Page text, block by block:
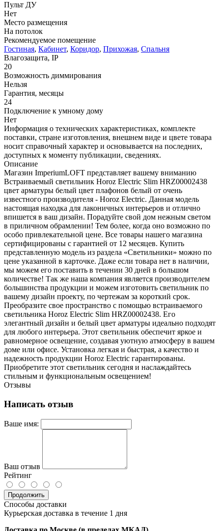
Пульт ДУ
Нет
Место размещения
На потолок
Рекомендуемое помещение
Гостиная, Кабинет, Коридор, Прихожая, Спальня
Влагозащита, IP
20
Возможность диммирования
Нельзя
Гарантия, месяцы
24
Подключение к умному дому
Нет
Информация о технических характеристиках, комплекте
поставки, стране изготовления, внешнем виде и цвете товара
носит справочный характер и основывается на последних,
доступных к моменту публикации, сведениях.
Описание
Магазин ImperiumLOFT представляет вашему вниманию
Встраиваемый светильник Horoz Electric Slim HRZ00002438
цвет арматуры белый цвет плафонов белый от очень
известного производителя - Horoz Electric. Данная модель
настоящая находка для лаконичных интерьеров и отлично
впишется в ваш дизайн. Порадуйте свой дом нежным светом
в приличном обрамлении! Тем более, когда оно возможно по
особо привлекательной цене. Все товары нашего магазина
сертифицированы с гарантией от 12 месяцев. Купить
представленную модель из раздела «Светильники» можно по
цене указанной в карточке. Даже если товара нет в наличии,
мы можем его поставить в течении 30 дней в большом
количестве! Так же наша компания является производителем
большинства продукции и можем изготовить светильник по
вашему дизайн проекту, по чертежам за короткий срок.
Преобразите свое пространство с помощью встраиваемого
светильника Horoz Electric Slim HRZ00002438. Его
элегантный дизайн и белый цвет арматуры идеально подходят
для любого интерьера. Этот светильник обеспечит яркое и
равномерное освещение, создавая уютную атмосферу в вашем
доме или офисе. Установка легкая и быстрая, а качество и
надежность продукции Horoz Electric гарантированы.
Приобретите этот светильник сегодня и наслаждайтесь
стильным и функциональным освещением!
Отзывы
Написать отзыв
Ваше имя:
Ваш отзыв
Рейтинг
Продолжить
Способы доставки
Курьерская доставка в течение 1 дня